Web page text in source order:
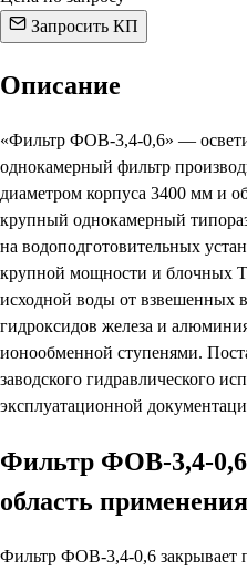
Запросить КП
Описание
«Фильтр ФОВ-3,4-0,6» —
однокамерный фильтр
диаметром корпуса 3400 мм и
крупный однокамерный
на водоподготовительных
крупной мощности и блочных
исходной воды от взвешенных
гидроксидов железа и
ионообменной ступенями.
заводского гидравлического
эксплуатационной
Фильтр ФОВ-3,4-
область применения
Фильтр ФОВ-3,4-0,6 закрывает